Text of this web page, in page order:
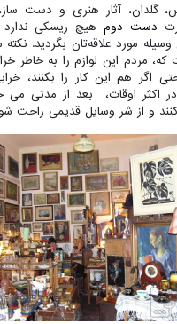
گلدان، آثار هنری و دست
دست دوم هیچ ریسکی
وسیله‌ مورد علاقه‌تان بگردید.
مردم این لوازم را به خاطر
اگر هم این کار را بکنند،
اکثر اوقات، بعد از مدتی می
و از شر وسایل قدیمی راحت